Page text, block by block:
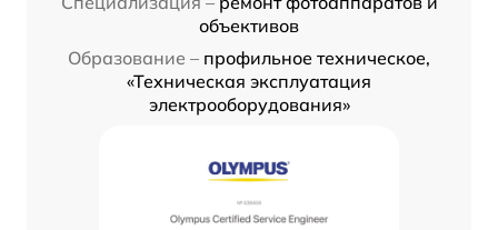
объективов
Образование – профильное техническое,
«Техническая эксплуатация
электрооборудования»